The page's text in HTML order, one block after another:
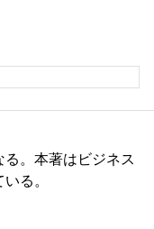
。本著はビジネス
る。